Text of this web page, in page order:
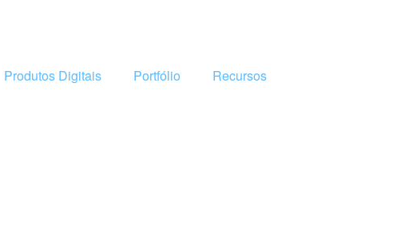
Produtos Digitais Portfólio Recursos